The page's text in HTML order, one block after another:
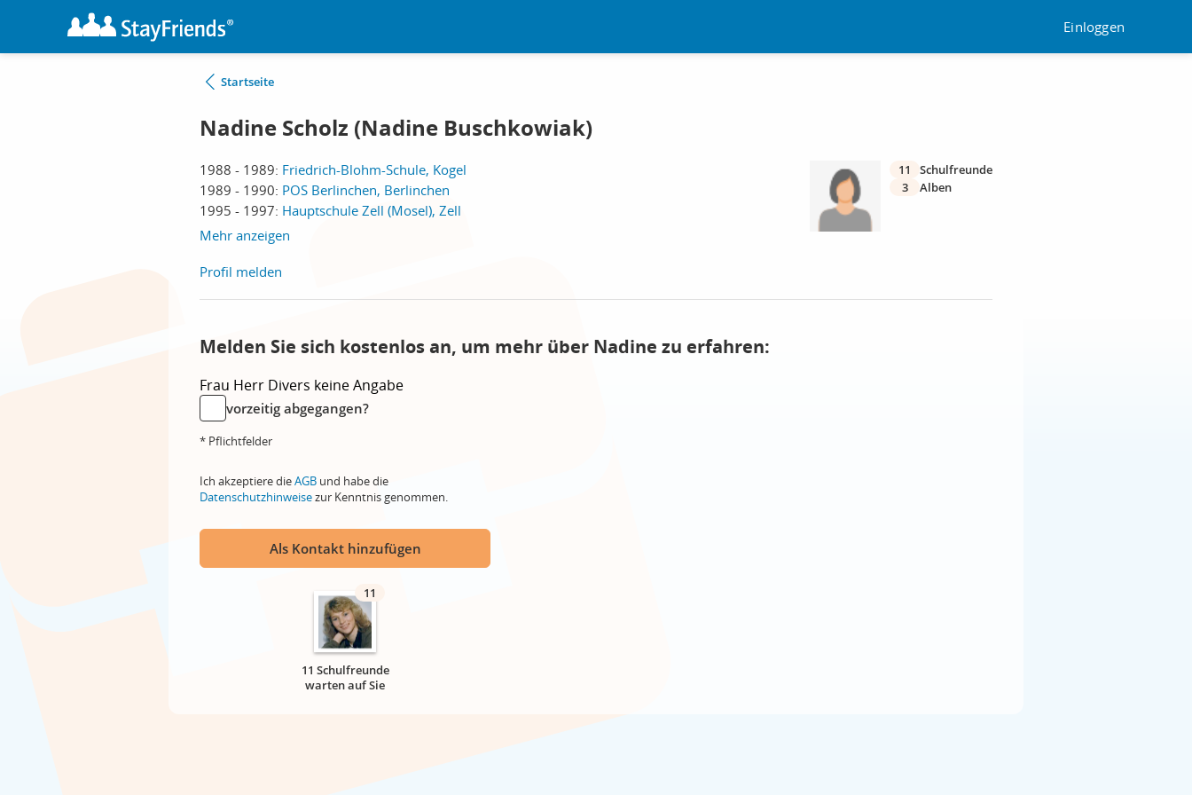
Einloggen
Startseite
Nadine Scholz (Nadine Buschkowiak)
1988 - 1989: Friedrich-Blohm-Schule, Kogel
1989 - 1990: POS Berlinchen, Berlinchen
1995 - 1997: Hauptschule Zell (Mosel), Zell
Mehr anzeigen
11
Schulfreunde
3
Alben
Profil melden
Melden Sie sich kostenlos an, um mehr über Nadine zu erfahren:
Frau Herr Divers keine Angabe
vorzeitig abgegangen?
* Pflichtfelder
Ich akzeptiere dieAGB und habe die
Datenschutzhinweisezur Kenntnis genommen.
Als Kontakt hinzufügen
11
11 Schulfreunde
warten auf Sie